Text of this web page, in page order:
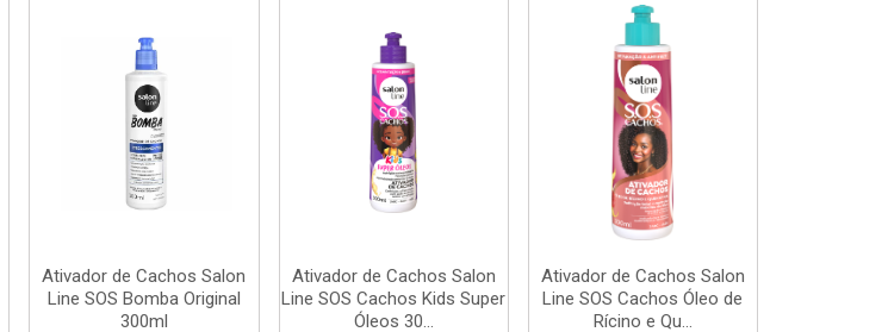
Ativador de Cachos Salon
Line SOS Bomba Original
300ml
Ativador de Cachos Salon
Line SOS Cachos Kids Super
Óleos 30...
Ativador de Cachos Salon
Line SOS Cachos Óleo de
Rícino e Qu...